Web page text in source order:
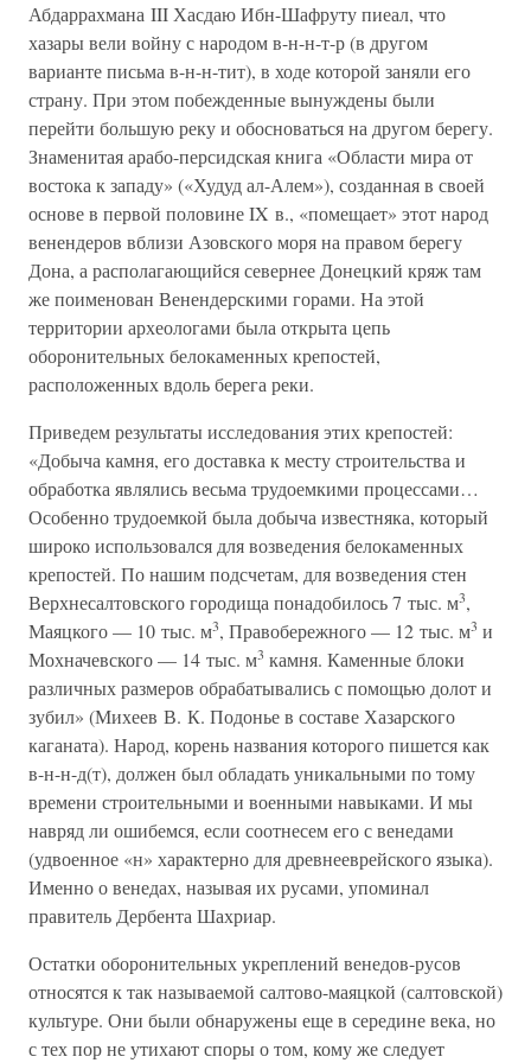
Абдаррахмана III Хасдаю Ибн-Шафруту пиеал, что
хазары вели войну с народом в-н-н-т-р (в другом
варианте письма в-н-н-тит), в ходе которой заняли его
страну. При этом побежденные вынуждены были
перейти большую реку и обосноваться на другом берегу.
Знаменитая арабо-персидская книга «Области мира от
востока к западу» («Худуд ал-Алем»), созданная в своей
основе в первой половине IX в., «помещает» этот народ
венендеров вблизи Азовского моря на правом берегу
Дона, а располагающийся севернее Донецкий кряж там
же поименован Венендерскими горами. На этой
территории археологами была открыта цепь
оборонительных белокаменных крепостей,
расположенных вдоль берега реки.
Приведем результаты исследования этих крепостей:
«Добыча камня, его доставка к месту строительства и
обработка являлись весьма трудоемкими процессами…
Особенно трудоемкой была добыча известняка, который
широко использовался для возведения белокаменных
крепостей. По нашим подсчетам, для возведения стен
Верхнесалтовского городища понадобилось 7 тыс. м3,
Маяцкого — 10 тыс. м3, Правобережного — 12 тыс. м3 и
Мохначевского — 14 тыс. м3 камня. Каменные блоки
различных размеров обрабатывались с помощью долот и
зубил» (Михеев В. К. Подонье в составе Хазарского
каганата). Народ, корень названия которого пишется как
в-н-н-д(т), должен был обладать уникальными по тому
времени строительными и военными навыками. И мы
навряд ли ошибемся, если соотнесем его с венедами
(удвоенное «н» характерно для древнееврейского языка).
Именно о венедах, называя их русами, упоминал
правитель Дербента Шахриар.
Остатки оборонительных укреплений венедов-русов
относятся к так называемой салтово-маяцкой (салтовской)
культуре. Они были обнаружены еще в середине века, но
с тех пор не утихают споры о том, кому же следует